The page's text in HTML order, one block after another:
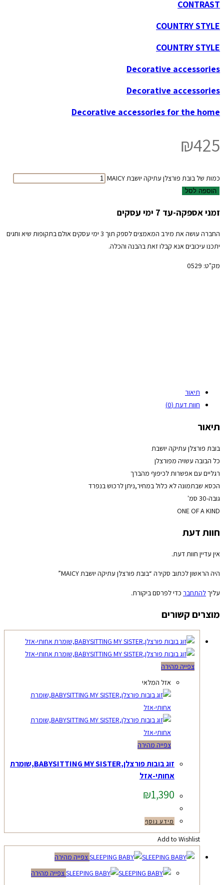
CONTRAST
COUNTRY STYLE
COUNTRY STYLE
Decorative accessories
Decorative accessories
Decorative accessories for the home
₪425
כמות של בובת פורצלן עתיקה יושבת MAICY
הוספה לסל
זמני אספקה-עד 7 ימי עסקים
החברה עושה את מירב המאמצים לספק תוך 3 ימי עסקים אולם בתקופות שיא וחגים
יתכנו עיכובים אנא קבלו זאת בהבנה והכלה.
מק"ט: 0529
תיאור
חוות דעת (0)
תיאור
בובת פורצלן עתיקה יושבת
כל הבובה עשויה מפורצלן
רגליים עם אפשרות לכיפוף מהברך
הכסא שבתמונה לא כלול במחיר,ניתן לרכוש בנפרד
גובה-30 סמ'
ONE OF A KIND
חוות דעת
אין עדיין חוות דעת.
היה הראשון לכתוב סקירה “בובת פורצלן עתיקה יושבת MAICY”
עליךלהתחבר כדי לפרסם ביקורת.
מוצרים קשורים
צפייה מהירה
אזל המלאי
צפייה מהירה
זוג בובות פורצלן,BABYSITTING MY SISTER,שומרת
אחותי-אזל
₪1,390
מידע נוסף
Add to Wishlist
צפייה מהירה
צפייה מהירה